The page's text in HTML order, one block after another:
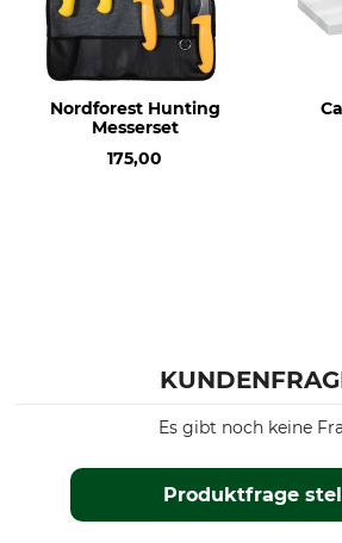
Nordforest Hunting
Messerset
175,00
Produktfrage
Es gibt noch keine